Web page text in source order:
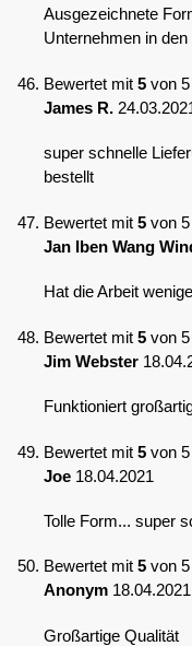
Ausgezeichnete
Unternehmen in den
Bewertet mit 5 von 5
James R.
super schnelle
bestellt
Bewertet mit 5 von 5
Jan Iben Wang
Hat die Arbeit
Bewertet mit 5 von 5
Jim Webster
Funktioniert
Bewertet mit 5 von 5
Joe 18.04.2021
Tolle Form... super
Bewertet mit 5 von 5
Anonym 18.04.2021
Großartige Qualität